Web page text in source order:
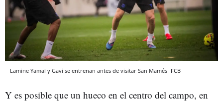
Lamine Yamal y Gavi se entrenan antes de visitar San Mamés FCB
Y es posible que un hueco en el centro del campo, en